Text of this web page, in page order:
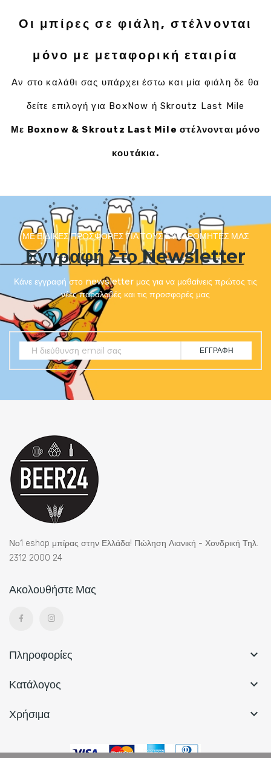
Οι μπίρες σε φιάλη, στέλνονται
μόνο με μεταφορική εταιρία
Αν στο καλάθι σας υπάρχει έστω και μία φιάλη δε θα
δείτε επιλογή για BoxNow ή Skroutz Last Mile
Με Boxnow & Skroutz Last Mile στέλνονται μόνο
κουτάκια.
ΜΕ ΕΙΔΙΚΈΣ ΠΡΟΣΦΟΡΈΣ ΓΙΑ ΤΟΥΣ ΣΥΝΔΡΟΜΗΤΈΣ ΜΑΣ
Εγγραφή Στο Newsletter
Κάνε εγγραφή στο newsletter μας για να μαθαίνεις πρώτος τις
νέες παραλαβές και τις προσφορές μας
ΕΓΓΡΑΦΉ
Νο1 eshop μπίρας στην Ελλάδα! Πώληση Λιανική - Χονδρική Τηλ.
2312 2000 24
Ακολουθήστε Μας
Πληροφορίες 
Κατάλογος 
Χρήσιμα 